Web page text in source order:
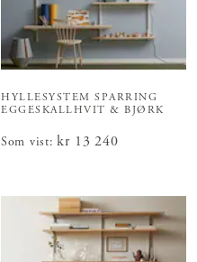
HYLLESYSTEM SPARRING
EGGESKALLHVIT & BJØRK
Som vist: Pris: kr 13 240
kr 13 240